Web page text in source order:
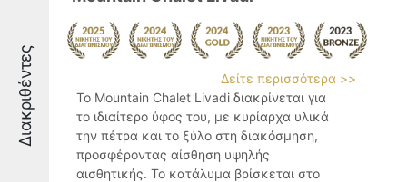
Διακριθέντες
Δείτε περισσότερα >>
Το Mountain Chalet Livadi διακρίνεται για
το ιδιαίτερο ύφος του, με κυρίαρχα υλικά
την πέτρα και το ξύλο στη διακόσμηση,
προσφέροντας αίσθηση υψηλής
αισθητικής. Το κατάλυμα βρίσκεται στο